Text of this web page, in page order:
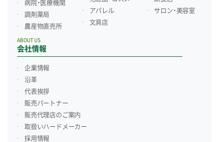
病院・医療機関
調剤薬局
農産物直売所
アパレル
文具店
サロン・美容室
会社情報
ABOUT US
企業情報
沿革
代表挨拶
販売パートナー
販売代理店のご案内
取扱いハードメーカー
採用情報